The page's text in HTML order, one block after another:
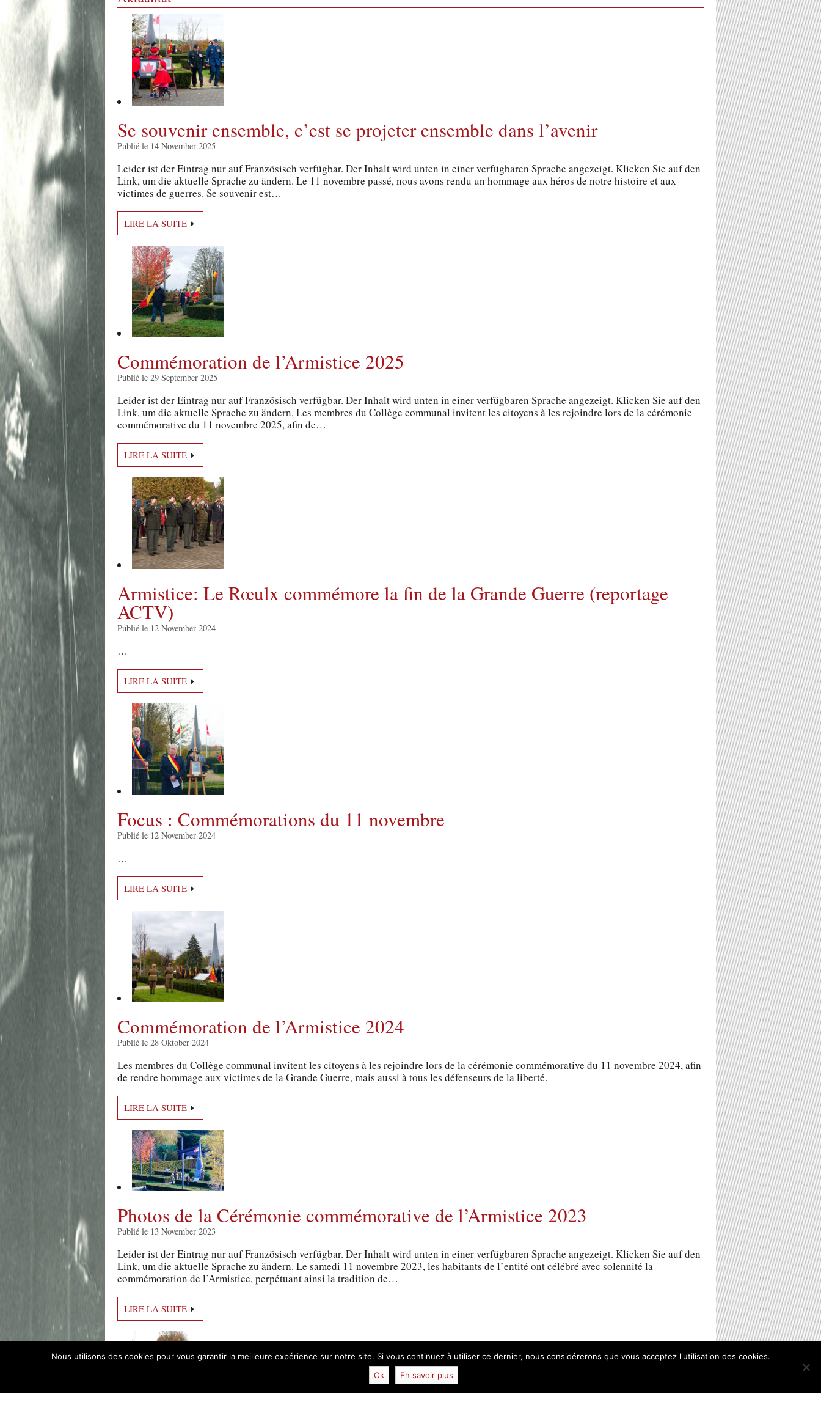
Se souvenir ensemble, c’est se projeter ensemble dans l’avenir
Publié le 14 November 2025
Leider ist der Eintrag nur auf Französisch verfügbar. Der Inhalt wird unten in einer verfügbaren Sprache angezeigt. Klicken Sie auf den
Link, um die aktuelle Sprache zu ändern. Le 11 novembre passé, nous avons rendu un hommage aux héros de notre histoire et aux
victimes de guerres. Se souvenir est…
LIRE LA SUITE
Commémoration de l’Armistice 2025
Publié le 29 September 2025
Leider ist der Eintrag nur auf Französisch verfügbar. Der Inhalt wird unten in einer verfügbaren Sprache angezeigt. Klicken Sie auf den
Link, um die aktuelle Sprache zu ändern. Les membres du Collège communal invitent les citoyens à les rejoindre lors de la cérémonie
commémorative du 11 novembre 2025, afin de…
LIRE LA SUITE
Armistice: Le Rœulx commémore la fin de la Grande Guerre (reportage
ACTV)
Publié le 12 November 2024
…
LIRE LA SUITE
Focus : Commémorations du 11 novembre
Publié le 12 November 2024
…
LIRE LA SUITE
Commémoration de l’Armistice 2024
Publié le 28 Oktober 2024
Les membres du Collège communal invitent les citoyens à les rejoindre lors de la cérémonie commémorative du 11 novembre 2024, afin
de rendre hommage aux victimes de la Grande Guerre, mais aussi à tous les défenseurs de la liberté.
LIRE LA SUITE
Photos de la Cérémonie commémorative de l’Armistice 2023
Publié le 13 November 2023
Leider ist der Eintrag nur auf Französisch verfügbar. Der Inhalt wird unten in einer verfügbaren Sprache angezeigt. Klicken Sie auf den
Link, um die aktuelle Sprache zu ändern. Le samedi 11 novembre 2023, les habitants de l’entité ont célébré avec solennité la
commémoration de l’Armistice, perpétuant ainsi la tradition de…
LIRE LA SUITE
Nous utilisons des cookies pour vous garantir la meilleure expérience sur notre site. Si vous continuez à utiliser ce dernier, nous considérerons que vous acceptez l'utilisation des cookies.
Ok
En savoir plus